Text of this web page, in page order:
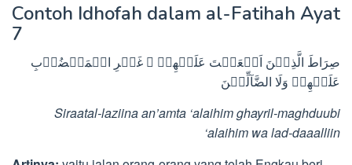
Contoh Idhofah dalam al-Fatihah Ayat
7
صِرَاطَ الَّذِيۡنَ اَنۡعَمۡتَ عَلَيۡهِمۡ ۙ غَيۡرِ الۡمَغۡضُوۡبِ
عَلَيۡهِمۡ وَلَا الضَّآلِّيۡنَ
Siraatal-laziina an’amta ‘alaihim ghayril-maghduubi
‘alaihim wa lad-daaalliin